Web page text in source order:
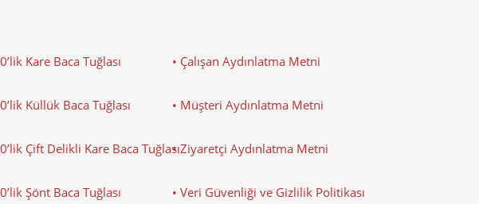
Kare Baca Tuğlası
Küllük Baca Tuğlası
Çift Delikli Kare Baca Tuğlası
Şönt Baca Tuğlası
• Çalışan Aydınlatma Metni
• Müşteri Aydınlatma Metni
• Ziyaretçi Aydınlatma Metni
• Veri Güvenliği ve Gizlilik Politikası